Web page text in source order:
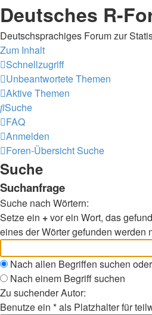
Deutsches R-
Deutschsprachiges Forum zur
Zum Inhalt
Schnellzugriff
Unbeantwortete Themen
Aktive Themen
Suche
FAQ
Anmelden
Foren-ÜbersichtSuche
Suche
Suchanfrage
Suche nach Wörtern:
Setze ein +vor ein Wort, das
eines der Wörter gefunden werden
Nach allen Begriffen suchen
Nach einem Begriff suchen
Zu suchender Autor:
Benutze ein * als Platzhalter für